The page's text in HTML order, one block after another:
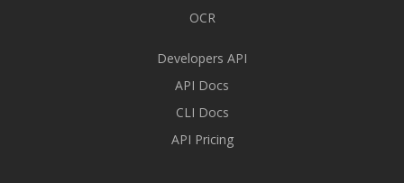
OCR
Developers API
API Docs
CLI Docs
API Pricing